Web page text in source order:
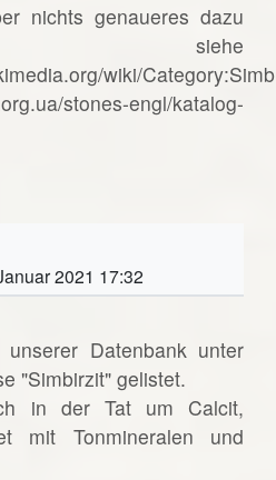
nichts genaueres dazu
siehe
wiki/
stones-engl/katalog-
2021 17:32
Datenbank unter
"Simbirzit" gelistet.
in der Tat um Calcit,
mit Tonmineralen und